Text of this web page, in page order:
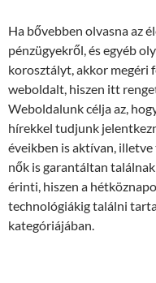
Ha bővebben olvasna az
pénzügyekről, és egyéb
korosztályt, akkor megéri
weboldalt, hiszen itt
Weboldalunk célja az,
hírekkel tudjunk
éveikben is aktívan,
nők is garantáltan
érinti, hiszen a
technológiákig találni
kategóriájában.